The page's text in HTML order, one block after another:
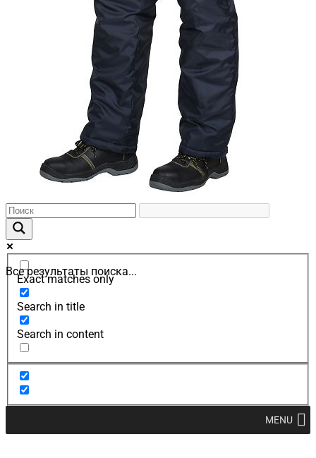
Все результаты поиска...
Exact matches only
Search in title
Search in content
MENU